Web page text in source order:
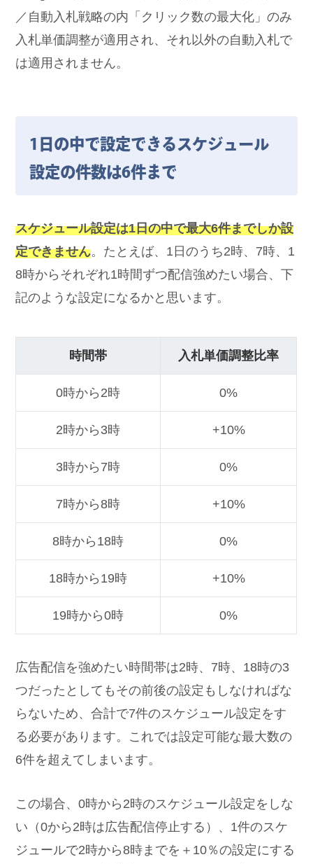
／自動入札戦略の内「クリック数の最大化」のみ
入札単価調整が適用され、それ以外の自動入札で
は適用されません。
1日の中で設定できるスケジュール
設定の件数は6件まで
スケジュール設定は1日の中で最大6件までしか設
定できません。たとえば、1日のうち2時、7時、1
8時からそれぞれ1時間ずつ配信強めたい場合、下
記のような設定になるかと思います。
時間帯 入札単価調整比率
0時から2時 0%
2時から3時 +10%
3時から7時 0%
7時から8時 +10%
8時から18時 0%
18時から19時 +10%
19時から0時 0%
広告配信を強めたい時間帯は2時、7時、18時の3
つだったとしてもその前後の設定もしなければな
らないため、合計で7件のスケジュール設定をす
る必要があります。これでは設定可能な最大数の
6件を超えてしまいます。
この場合、0時から2時のスケジュール設定をしな
い（0から2時は広告配信停止する）、1件のスケ
ジュールで2時から8時までを＋10％の設定にする